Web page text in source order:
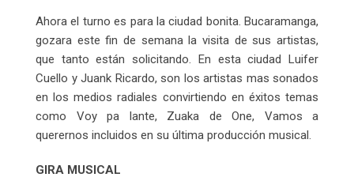
Ahora el turno es para la ciudad bonita. Bucaramanga,
gozara este fin de semana la visita de sus artistas,
que tanto están solicitando. En esta ciudad Luifer
Cuello y Juank Ricardo, son los artistas mas sonados
en los medios radiales convirtiendo en éxitos temas
como Voy pa lante, Zuaka de One, Vamos a
querernos incluidos en su última producción musical.
GIRA MUSICAL